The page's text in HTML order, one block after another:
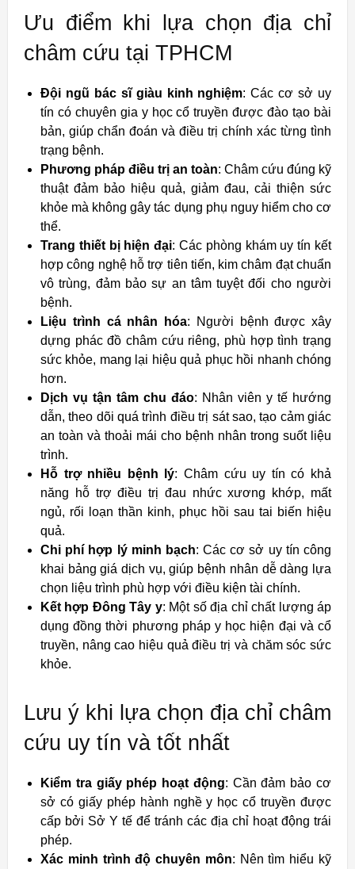
Ưu điểm khi lựa chọn địa chỉ
châm cứu tại TPHCM
Đội ngũ bác sĩ giàu kinh nghiệm: Các cơ sở uy
tín có chuyên gia y học cổ truyền được đào tạo bài
bản, giúp chẩn đoán và điều trị chính xác từng tình
trạng bệnh.
Phương pháp điều trị an toàn: Châm cứu đúng kỹ
thuật đảm bảo hiệu quả, giảm đau, cải thiện sức
khỏe mà không gây tác dụng phụ nguy hiểm cho cơ
thể.
Trang thiết bị hiện đại: Các phòng khám uy tín kết
hợp công nghệ hỗ trợ tiên tiến, kim châm đạt chuẩn
vô trùng, đảm bảo sự an tâm tuyệt đối cho người
bệnh.
Liệu trình cá nhân hóa: Người bệnh được xây
dựng phác đồ châm cứu riêng, phù hợp tình trạng
sức khỏe, mang lại hiệu quả phục hồi nhanh chóng
hơn.
Dịch vụ tận tâm chu đáo: Nhân viên y tế hướng
dẫn, theo dõi quá trình điều trị sát sao, tạo cảm giác
an toàn và thoải mái cho bệnh nhân trong suốt liệu
trình.
Hỗ trợ nhiều bệnh lý: Châm cứu uy tín có khả
năng hỗ trợ điều trị đau nhức xương khớp, mất
ngủ, rối loạn thần kinh, phục hồi sau tai biến hiệu
quả.
Chi phí hợp lý minh bạch: Các cơ sở uy tín công
khai bảng giá dịch vụ, giúp bệnh nhân dễ dàng lựa
chọn liệu trình phù hợp với điều kiện tài chính.
Kết hợp Đông Tây y: Một số địa chỉ chất lượng áp
dụng đồng thời phương pháp y học hiện đại và cổ
truyền, nâng cao hiệu quả điều trị và chăm sóc sức
khỏe.
Lưu ý khi lựa chọn địa chỉ châm
cứu uy tín và tốt nhất
Kiểm tra giấy phép hoạt động: Cần đảm bảo cơ
sở có giấy phép hành nghề y học cổ truyền được
cấp bởi Sở Y tế để tránh các địa chỉ hoạt động trái
phép.
Xác minh trình độ chuyên môn: Nên tìm hiểu kỹ